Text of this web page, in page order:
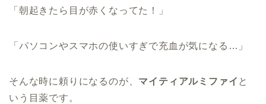
「朝起きたら目が赤くなってた！」
「パソコンやスマホの使いすぎで充血が気になる…」
そんな時に頼りになるのが、 マイティアルミファイ と
いう目薬です。